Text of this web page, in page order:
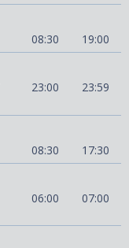
08:30
19:00
23:00 23:59
08:30
17:30
06:00 07:00